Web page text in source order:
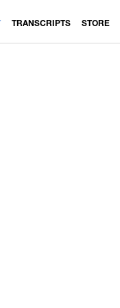
TRANSCRIPTS STORE